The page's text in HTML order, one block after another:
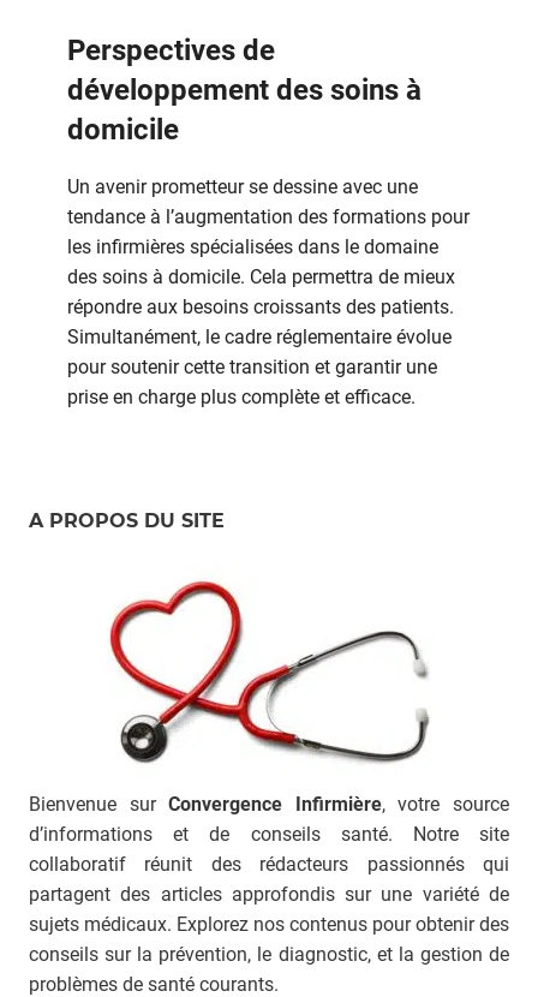
Perspectives de
développement des soins à
domicile
Un avenir prometteur se dessine avec une
tendance à l’augmentation des formations pour
les infirmières spécialisées dans le domaine
des soins à domicile. Cela permettra de mieux
répondre aux besoins croissants des patients.
Simultanément, le cadre réglementaire évolue
pour soutenir cette transition et garantir une
prise en charge plus complète et efficace.
A PROPOS DU SITE
Bienvenue surConvergence Infirmière, votre source
d’informations et de conseils santé. Notre site
collaboratif réunit des rédacteurs passionnés qui
partagent des articles approfondis sur une variété de
sujets médicaux. Explorez nos contenus pour obtenir des
conseils sur la prévention, le diagnostic, et la gestion de
problèmes de santé courants.